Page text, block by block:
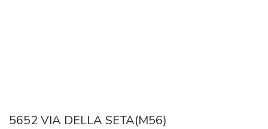
5652 VIA DELLA SETA(M56)